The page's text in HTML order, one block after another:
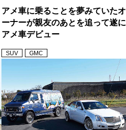
アメ車に乗ることを夢みていたオ
ーナーが親友のあとを追って遂に
アメ車デビュー
SUV GMC